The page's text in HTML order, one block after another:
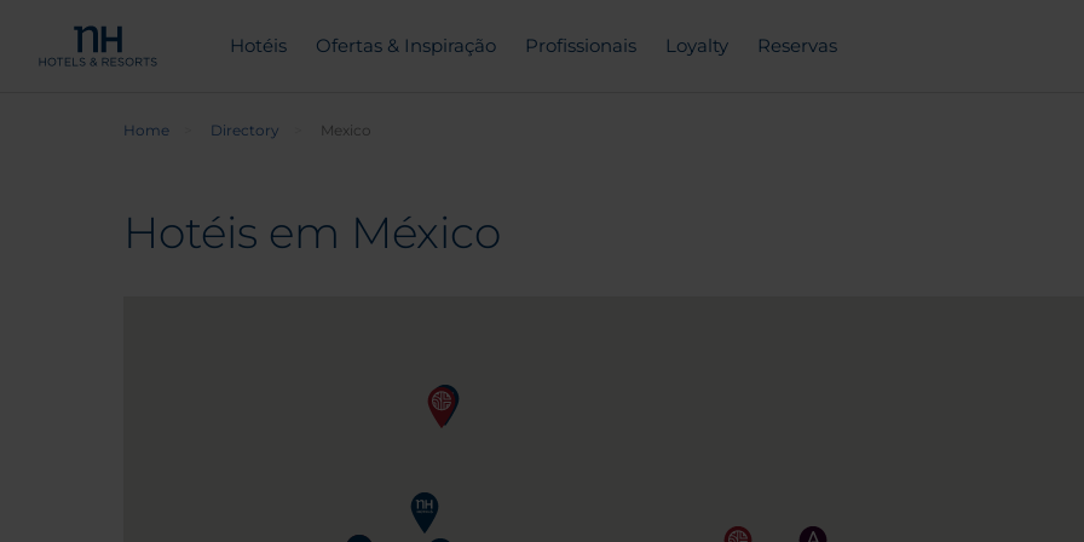
Hotéis Ofertas & Inspiração Profissionais Loyalty Reservas
Home Directory Mexico
Hotéis em México